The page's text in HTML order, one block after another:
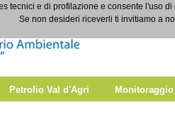
Petrolio Val d'Agri Monitoraggio
tecnici e di profilazione e consente l'uso
Se non desideri riceverli ti invitiamo a